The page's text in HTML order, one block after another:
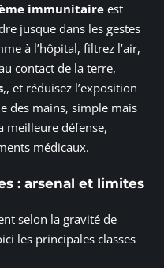
immunitaire est
jusque dans les gestes
à l’hôpital, filtrez l’air,
contact de la terre,
,, et réduisez l’exposition
des mains, simple mais
meilleure défense,
médicaux.
: arsenal et limites
selon la gravité de
les principales classes